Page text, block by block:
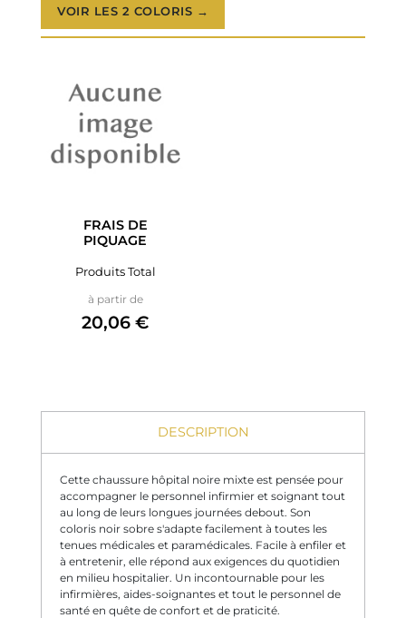
VOIR LES 2 COLORIS →
FRAIS DE
PIQUAGE
Produits Total
à partir dePrix
20,06 €
DESCRIPTION
Cette chaussure hôpital noire mixte est pensée pour
accompagner le personnel infirmier et soignant tout
au long de leurs longues journées debout. Son
coloris noir sobre s'adapte facilement à toutes les
tenues médicales et paramédicales. Facile à enfiler et
à entretenir, elle répond aux exigences du quotidien
en milieu hospitalier. Un incontournable pour les
infirmières, aides-soignantes et tout le personnel de
santé en quête de confort et de praticité.